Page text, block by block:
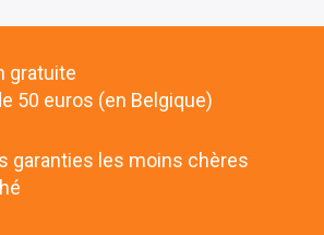
gratuite
50 euros (en Belgique)
garanties les moins chères